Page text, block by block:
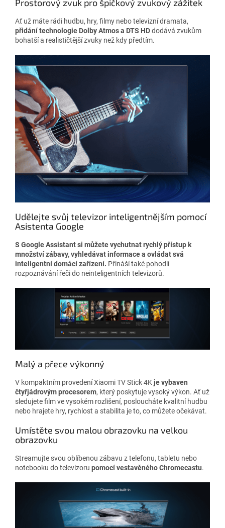
Prostorový zvuk pro špičkový zvukový zážitek
Ať už máte rádi hudbu, hry, filmy nebo televizní dramata,
přidání technologie Dolby Atmos a DTS HDdodává zvukům
bohatší a realističtější zvuky než kdy předtím.
Udělejte svůj televizor inteligentnějším pomocí
Asistenta Google
S Google Assistant si můžete vychutnat rychlý přístup k
množství zábavy, vyhledávat informace a ovládat svá
inteligentní domácí zařízení. Přináší také pohodlí
rozpoznávání řeči do neinteligentních televizorů.
Malý a přece výkonný
V kompaktním provedení Xiaomi TV Stick 4K je vybaven
čtyřjádrovým procesorem, který poskytuje vysoký výkon. Ať už
sledujete film ve vysokém rozlišení, posloucháte kvalitní hudbu
nebo hrajete hry, rychlost a stabilita je to, co můžete očekávat.
Umístěte svou malou obrazovku na velkou
obrazovku
Streamujte svou oblíbenou zábavu z telefonu, tabletu nebo
notebooku do televizoru pomocí vestavěného Chromecastu.